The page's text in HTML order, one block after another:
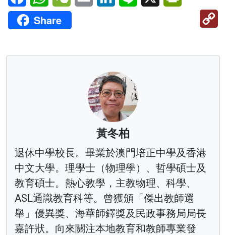
Share
黃冬柏
退休中學校長。畢業於澳門培正中學及香港
中文大學。理學士（物理學）、哲學碩士及
教育碩士。熱心教學，主教物理、科學、
ASL通識教育科等。曾獲頒「傑出教師選
舉」優異獎、海華師鐸獎及民政事務局局長
嘉許狀。向來關注本地教育和教師專業發